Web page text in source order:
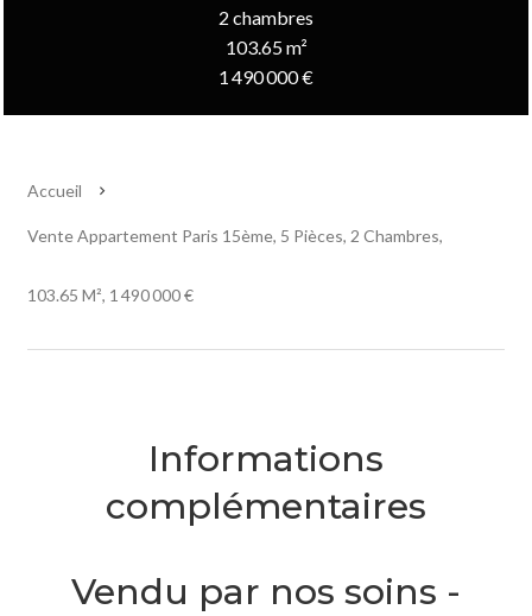
2 chambres
103.65 m²
1 490 000 €
Accueil
Vente Appartement Paris 15ème, 5 Pièces, 2 Chambres,
103.65 M², 1 490 000 €
Informations
complémentaires
Vendu par nos soins -